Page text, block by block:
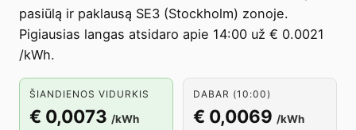
pasiūlą ir paklausą SE3 (Stockholm) zonoje.
Pigiausias langas atsidaro apie 14:00 už € 0.0021
/kWh.
ŠIANDIENOS VIDURKIS
€ 0,0073 /kWh
DABAR (10:00)
€ 0,0069 /kWh